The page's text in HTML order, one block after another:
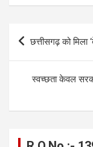
ce
b
o
o
k
se
n
g
er
Post
navigation
छत्तीसगढ़ को मिला
स्वच्छता केवल